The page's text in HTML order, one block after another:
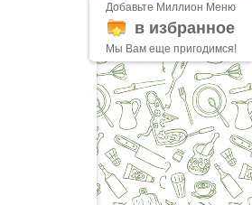
Добавьте Миллион Меню
в избранное
Мы Вам еще пригодимся!